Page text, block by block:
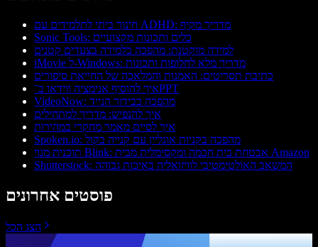
חינוך ביתי לתלמידים עם ADHD: מדריך מקיף
Sonic Tools: כלים ותכונות מקצועיים
למידה מוקטנת: מהפכה בלמידה בצעדים קטנים
iMovie ל-Windows: מדריך מלא לחלופות ותכונות
כתיבת תסריטים: האמנות והמלאכה של החייאת סיפורים
איך להוסיף אנימציה ווידאו ב־PPT
VideoNow: מהפכה בבידור הנייד
איך להנפיש: מדריך למתחילים
איך לסיים מאמר מחקרי במהירות
Spoken.io: מהפכה בקניות אונליין עם קנייה בקול
תוכנית מנוי Blink: אבטחת בית חכמה ומקסימלית מבית Amazon
Shutterstock: המשאב האולטימטיבי לוויזואליה באיכות גבוהה
פוסטים אחרונים
הצג הכל